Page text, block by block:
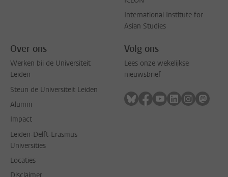
International Institute for
Asian Studies
Over ons
Werken bij de Universiteit
Leiden
Steun de Universiteit Leiden
Alumni
Impact
Leiden-Delft-Erasmus
Universities
Locaties
Volg ons
Lees onze wekelijkse
nieuwsbrief
Volg ons op bluesky
Volg ons op facebook
Volg ons op
Volg ons op
Volg ons
Volg